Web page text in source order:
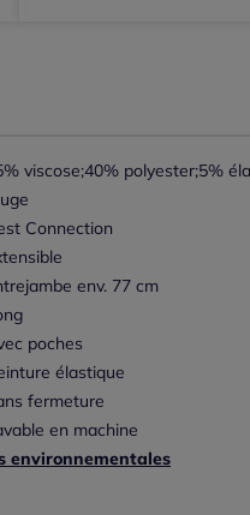
viscose;40% polyester;5%
Connection
env. 77 cm
poches
élastique
fermeture
en machine
environnementales